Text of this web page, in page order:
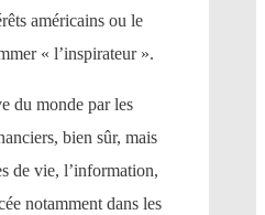
américains ou le
« l’inspirateur ».
du monde par les
bien sûr, mais
de vie, l’information,
notamment dans les